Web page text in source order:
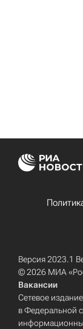
Версия 2023.1
© 2026 МИА
Вакансии
Сетевое
в Федеральной